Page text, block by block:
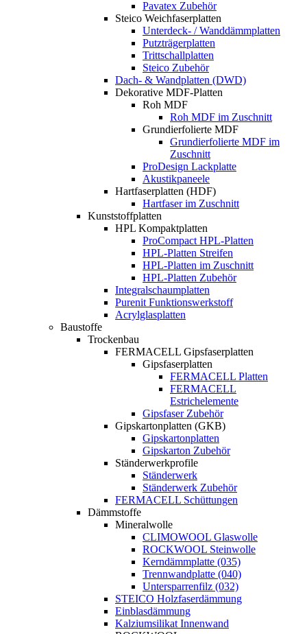
Pavatex Zubehör
Steico Weichfaserplatten
Unterdeck- / Wanddämmplatten
Putzträgerplatten
Trittschallplatten
Steico Zubehör
Dach- & Wandplatten (DWD)
Dekorative MDF-Platten
Roh MDF
Roh MDF im Zuschnitt
Grundierfolierte MDF
Grundierfolierte MDF im
Zuschnitt
ProDesign Lackplatte
Akustikpaneele
Hartfaserplatten (HDF)
Hartfaser im Zuschnitt
Kunststoffplatten
HPL Kompaktplatten
ProCompact HPL-Platten
HPL-Platten Streifen
HPL-Platten im Zuschnitt
HPL-Platten Zubehör
Integralschaumplatten
Purenit Funktionswerkstoff
Acrylglasplatten
Baustoffe
Trockenbau
FERMACELL Gipsfaserplatten
Gipsfaserplatten
FERMACELL Platten
FERMACELL
Estrichelemente
Gipsfaser Zubehör
Gipskartonplatten (GKB)
Gipskartonplatten
Gipskarton Zubehör
Ständerwerkprofile
Ständerwerk
Ständerwerk Zubehör
FERMACELL Schüttungen
Dämmstoffe
Mineralwolle
CLIMOWOOL Glaswolle
ROCKWOOL Steinwolle
Kerndämmplatte (035)
Trennwandplatte (040)
Untersparrenfilz (032)
STEICO Holzfaserdämmung
Einblasdämmung
Kalziumsilikat Innenwand